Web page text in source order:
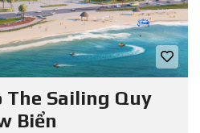
The Sailing Quy
Biển